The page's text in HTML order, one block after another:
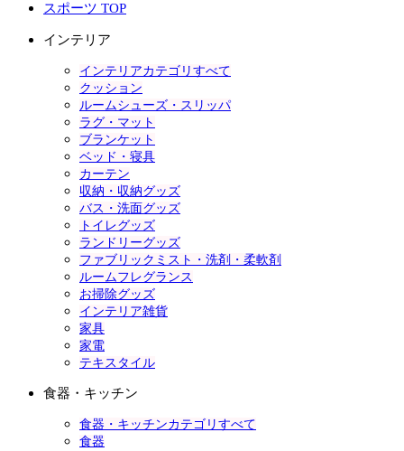
スポーツ TOP
インテリア
インテリアカテゴリすべて
クッション
ルームシューズ・スリッパ
ラグ・マット
ブランケット
ベッド・寝具
カーテン
収納・収納グッズ
バス・洗面グッズ
トイレグッズ
ランドリーグッズ
ファブリックミスト・洗剤・柔軟剤
ルームフレグランス
お掃除グッズ
インテリア雑貨
家具
家電
テキスタイル
食器・キッチン
食器・キッチンカテゴリすべて
食器